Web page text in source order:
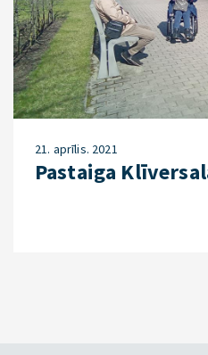
21. aprīlis. 2021
Pastaiga